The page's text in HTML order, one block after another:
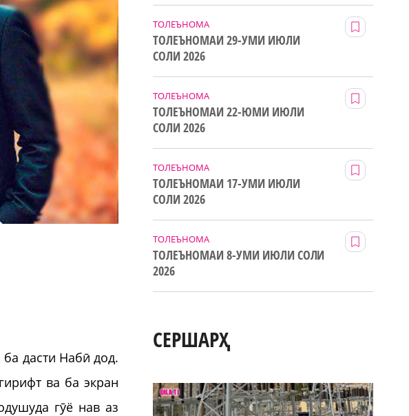
дасти Набӣ дод.
ва ба экран
гӯё нав аз
ТОЛЕЪНОМА
ТОЛЕЪНОМАИ 29-УМИ ИЮЛИ
СОЛИ 2026
ТОЛЕЪНОМА
ТОЛЕЪНОМАИ 22-ЮМИ ИЮЛИ
СОЛИ 2026
ТОЛЕЪНОМА
ТОЛЕЪНОМАИ 17-УМИ ИЮЛИ
СОЛИ 2026
ТОЛЕЪНОМА
ТОЛЕЪНОМАИ 8-УМИ ИЮЛИ СОЛИ
2026
СЕРШАРҲ